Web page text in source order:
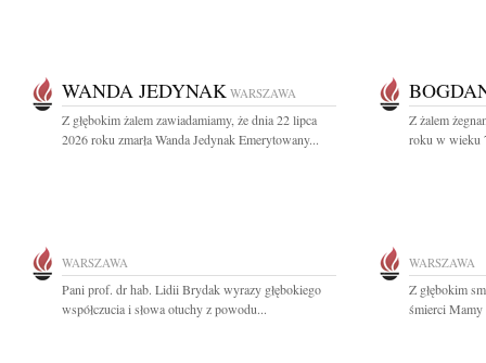
WANDA JEDYNAK WARSZAWA
Z głębokim żalem zawiadamiamy, że dnia 22 lipca
2026 roku zmarła Wanda Jedynak Emerytowany...
Z żalem
roku w wieku
WARSZAWA
Pani prof. dr hab. Lidii Brydak wyrazy głębokiego
współczucia i słowa otuchy z powodu...
WARSZAWA
Z głębokim
śmierci